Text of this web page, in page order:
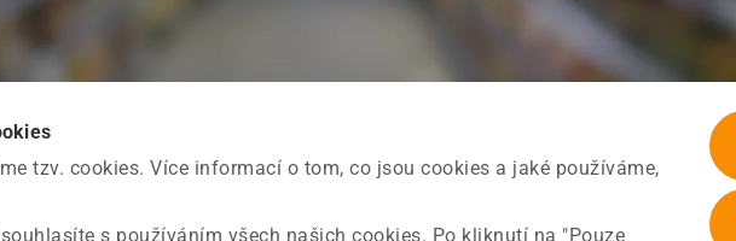
tzv. cookies. Více informací o tom, co jsou cookies a jaké používáme,
s používáním všech našich cookies. Po kliknutí na "Pouze